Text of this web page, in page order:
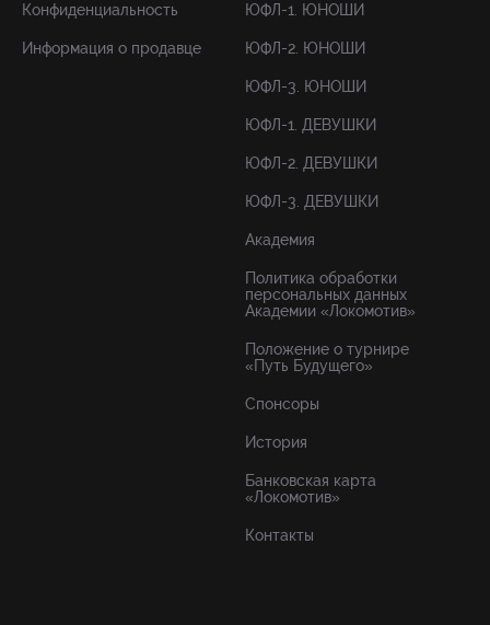
Конфиденциальность
Информация о продавце
ЮФЛ-1. ЮНОШИ
ЮФЛ-2. ЮНОШИ
ЮФЛ-3. ЮНОШИ
ЮФЛ-1. ДЕВУШКИ
ЮФЛ-2. ДЕВУШКИ
ЮФЛ-3. ДЕВУШКИ
Академия
Политика обработки
персональных данных
Академии «Локомотив»
Положение о турнире
«Путь Будущего»
Спонсоры
История
Банковская карта
«Локомотив»
Контакты